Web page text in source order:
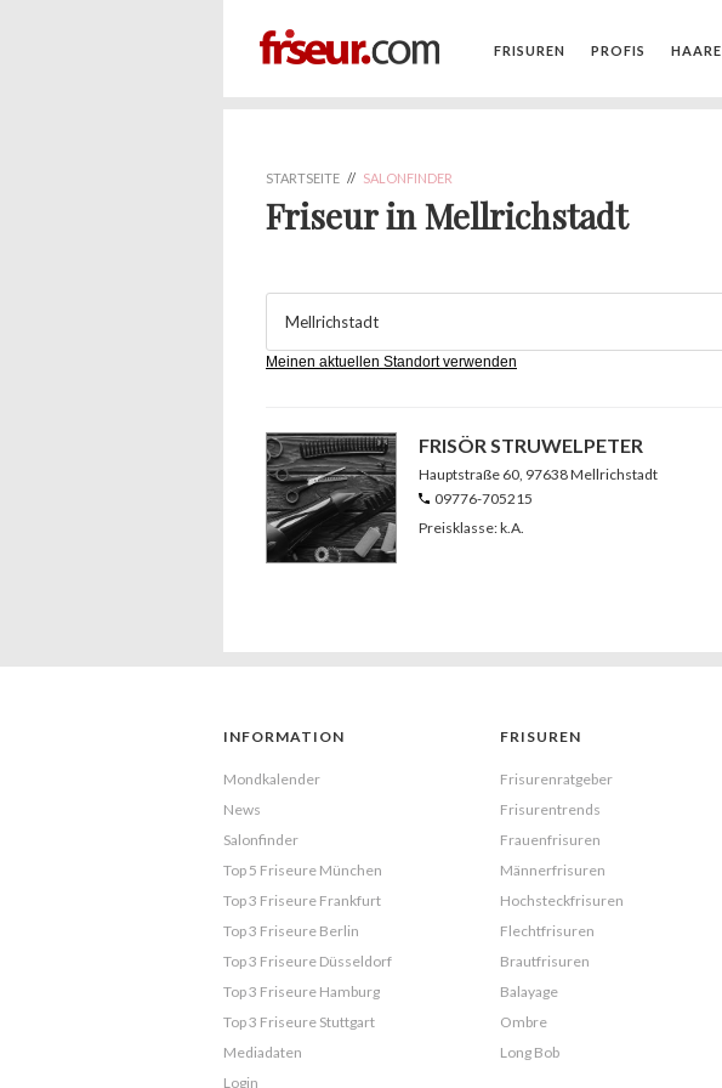
FRISUREN PROFIS HAARE
STARTSEITE // SALONFINDER
Friseur in Mellrichstadt
Meinen aktuellen Standort verwenden
FRISÖR STRUWELPETER
Hauptstraße 60, 97638 Mellrichstadt
09776-705215
Preisklasse: k.A.
INFORMATION
Mondkalender
News
Salonfinder
Top 5 Friseure München
Top 3 Friseure Frankfurt
Top 3 Friseure Berlin
Top 3 Friseure Düsseldorf
Top 3 Friseure Hamburg
Top 3 Friseure Stuttgart
Mediadaten
Login
FRISUREN
Frisurenratgeber
Frisurentrends
Frauenfrisuren
Männerfrisuren
Hochsteckfrisuren
Flechtfrisuren
Brautfrisuren
Balayage
Ombre
Long Bob